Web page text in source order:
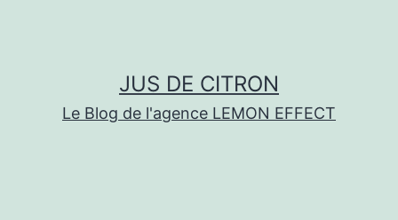
JUS DE CITRON
Le Blog de l'agence LEMON EFFECT